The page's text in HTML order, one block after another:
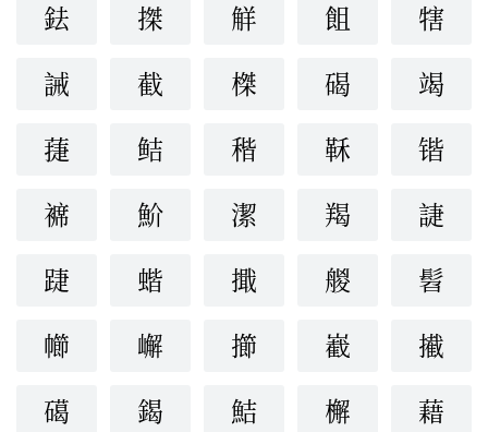
鉣
搩 觧 飷
犗
誡
截 榤 碣
竭
蓵
鲒 稭 鞂
锴
褯
魪 潔 羯
誱
踕
蝔 擑 艐
髫
幯
嶰 擳 嶻
擮
礍
鍻 鮚 檞 藉